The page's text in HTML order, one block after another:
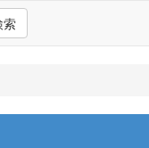
索